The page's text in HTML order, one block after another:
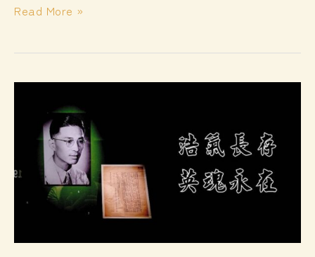
除
Read More »